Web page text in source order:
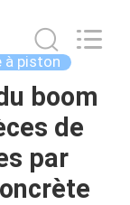
à piston
boom
de
par